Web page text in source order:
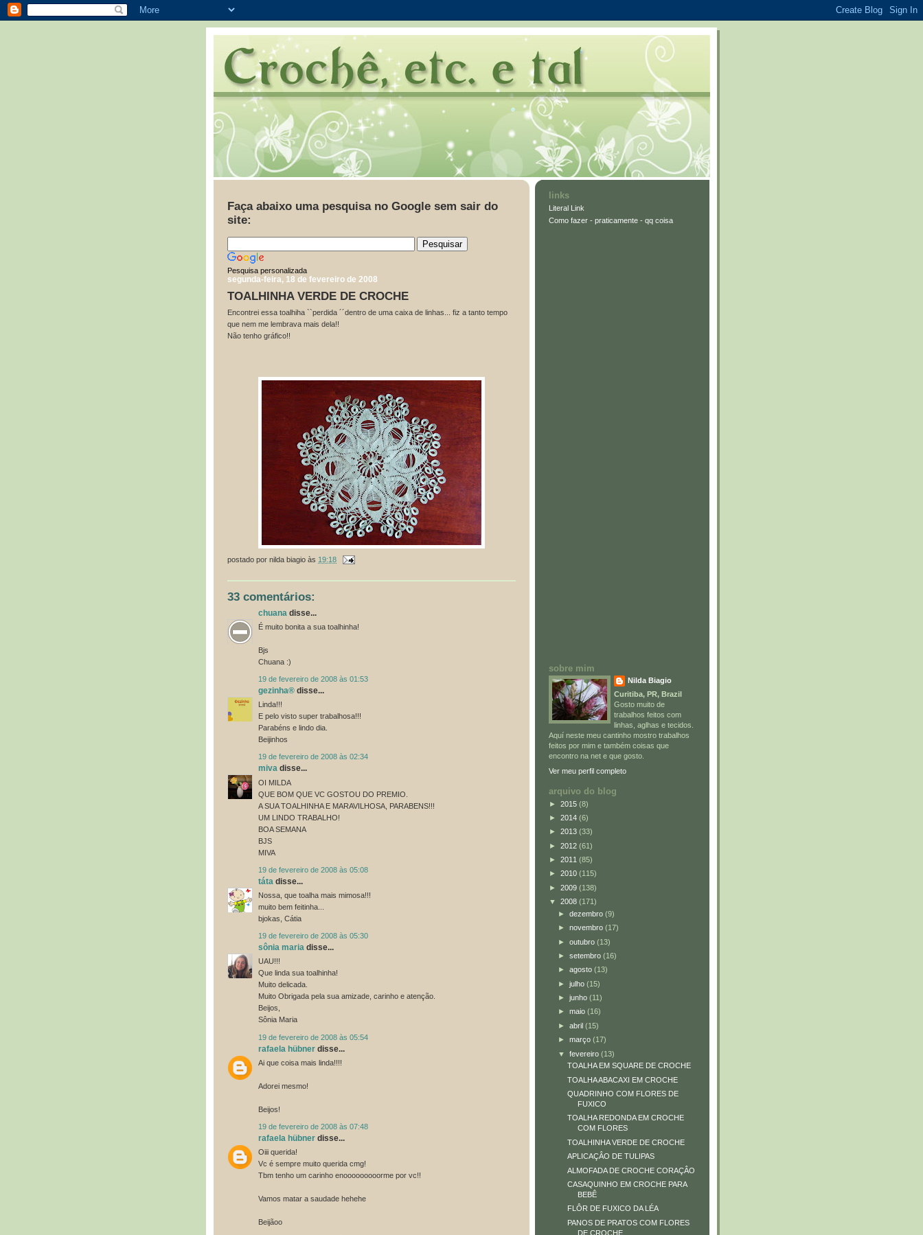
Faça abaixo uma pesquisa no Google sem sair do
site:
Pesquisa personalizada
segunda-feira, 18 de fevereiro de 2008
TOALHINHA VERDE DE CROCHE
Encontrei essa toalhiha ``perdida ´´dentro de uma caixa de linhas... fiz a tanto tempo
que nem me lembrava mais dela!!
Não tenho gráfico!!
postado por nilda biagio às 19:18
33 comentários:
chuana disse...
É muito bonita a sua toalhinha!
Bjs
Chuana :)
19 de fevereiro de 2008 às 01:53
gezinha® disse...
Linda!!!
E pelo visto super trabalhosa!!!
Parabéns e lindo dia.
Beijinhos
19 de fevereiro de 2008 às 02:34
miva disse...
OI MILDA
QUE BOM QUE VC GOSTOU DO PREMIO.
A SUA TOALHINHA E MARAVILHOSA, PARABENS!!!
UM LINDO TRABALHO!
BOA SEMANA
BJS
MIVA
19 de fevereiro de 2008 às 05:08
táta disse...
Nossa, que toalha mais mimosa!!!
muito bem feitinha...
bjokas, Cátia
19 de fevereiro de 2008 às 05:30
sônia maria disse...
UAU!!!
Que linda sua toalhinha!
Muito delicada.
Muito Obrigada pela sua amizade, carinho e atenção.
Beijos,
Sônia Maria
19 de fevereiro de 2008 às 05:54
rafaela hübner disse...
Ai que coisa mais linda!!!!
Adorei mesmo!
Beijos!
19 de fevereiro de 2008 às 07:48
rafaela hübner disse...
Oiii querida!
Vc é sempre muito querida cmg!
Tbm tenho um carinho enooooooooorme por vc!!
Vamos matar a saudade hehehe
Beijãoo
links
Literal Link
Como fazer - praticamente - qq coisa
sobre mim
Nilda Biagio
Curitiba, PR, Brazil
Gosto muito de
trabalhos feitos com
linhas, aglhas e tecidos.
Aquí neste meu cantinho mostro trabalhos
feitos por mim e também coisas que
encontro na net e que gosto.
Ver meu perfil completo
arquivo do blog
► 2015 (8)
► 2014 (6)
► 2013 (33)
► 2012 (61)
► 2011 (85)
► 2010 (115)
► 2009 (138)
▼ 2008 (171)
► dezembro (9)
► novembro (17)
► outubro (13)
► setembro (16)
► agosto (13)
► julho (15)
► junho (11)
► maio (16)
► abril (15)
► março (17)
▼ fevereiro (13)
TOALHA EM SQUARE DE CROCHE
TOALHA ABACAXI EM CROCHE
QUADRINHO COM FLORES DE
FUXICO
TOALHA REDONDA EM CROCHE
COM FLORES
TOALHINHA VERDE DE CROCHE
APLICAÇÂO DE TULIPAS
ALMOFADA DE CROCHE CORAÇÂO
CASAQUINHO EM CROCHE PARA
BEBÊ
FLÔR DE FUXICO DA LÉA
PANOS DE PRATOS COM FLORES
DE CROCHE